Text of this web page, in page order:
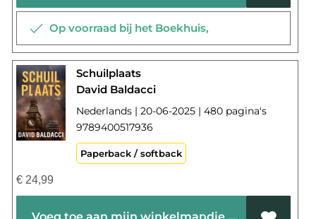
Op voorraad bij het Boekhuis,
Schuilplaats
David Baldacci
Nederlands | 20-06-2025 | 480 pagina's
9789400517936
Paperback / softback
€24,99